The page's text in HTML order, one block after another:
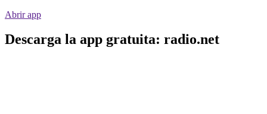
Abrir app
Descarga la app gratuita: radio.net